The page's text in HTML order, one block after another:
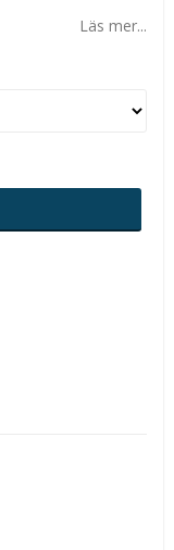
Läs mer...